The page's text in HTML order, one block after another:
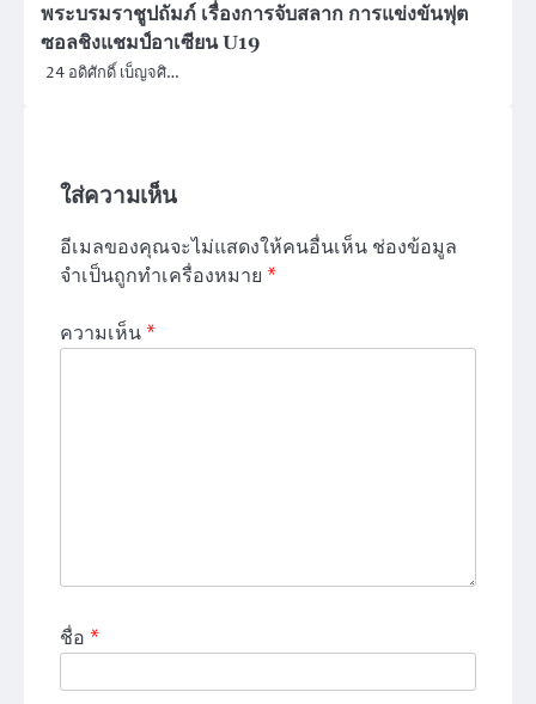
พระบรมราชูปถัมภ์ เรื่องการจับสลาก การแข่งขันฟุต
ซอลชิงแชมป์อาเซียน U19
24 อดิศักดิ์ เบ็ญจศิ…
ใส่ความเห็น
อีเมลของคุณจะไม่แสดงให้คนอื่นเห็น ช่องข้อมูล
จำเป็นถูกทำเครื่องหมาย *
ความเห็น*
ชื่อ *